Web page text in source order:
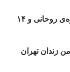
روند اعدام‌ها در ماه‌های مختلف ۲۰۱۸، دوره‌ی روحانی و ۱۴
زندان تهران